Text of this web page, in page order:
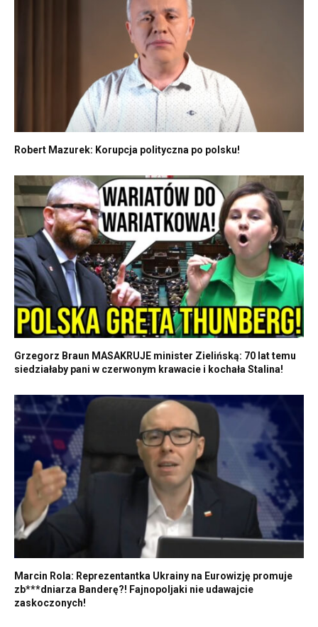
Robert Mazurek: Korupcja polityczna po polsku!
Grzegorz Braun MASAKRUJE minister Zielińską: 70 lat temu
siedziałaby pani w czerwonym krawacie i kochała Stalina!
Marcin Rola: Reprezentantka Ukrainy na Eurowizję promuje
zb***dniarza Banderę?! Fajnopoljaki nie udawajcie
zaskoczonych!